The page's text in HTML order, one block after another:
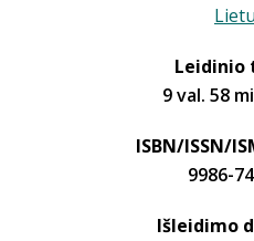
Leidinio
9 val. 58
ISBN/ISSN/
9986-
Išleidimo